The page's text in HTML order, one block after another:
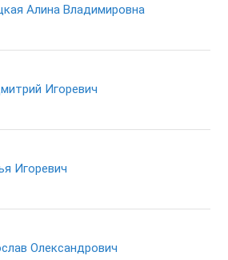
Алина Владимировна
Игоревич
Игоревич
Олександрович